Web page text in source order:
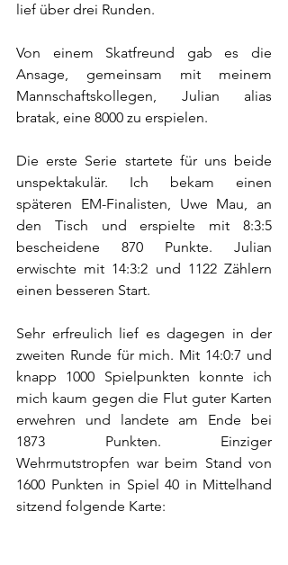
lief über drei Runden.
Von einem Skatfreund gab es die
Ansage, gemeinsam mit meinem
Mannschaftskollegen, Julian alias
bratak, eine 8000 zu erspielen.
Die erste Serie startete für uns beide
unspektakulär. Ich bekam einen
späteren EM-Finalisten, Uwe Mau, an
den Tisch und erspielte mit 8:3:5
bescheidene 870 Punkte. Julian
erwischte mit 14:3:2 und 1122 Zählern
einen besseren Start.
Sehr erfreulich lief es dagegen in der
zweiten Runde für mich. Mit 14:0:7 und
knapp 1000 Spielpunkten konnte ich
mich kaum gegen die Flut guter Karten
erwehren und landete am Ende bei
1873 Punkten. Einziger
Wehrmutstropfen war beim Stand von
1600 Punkten in Spiel 40 in Mittelhand
sitzend folgende Karte: